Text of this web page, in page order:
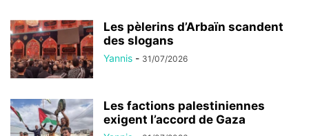
Les pèlerins d’Arbaïn scandent
des slogans
Yannis - 31/07/2026
Les factions palestiniennes
exigent l’accord de Gaza